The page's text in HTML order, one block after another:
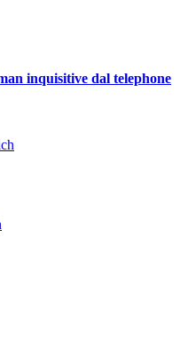
inquisitive dal telephone